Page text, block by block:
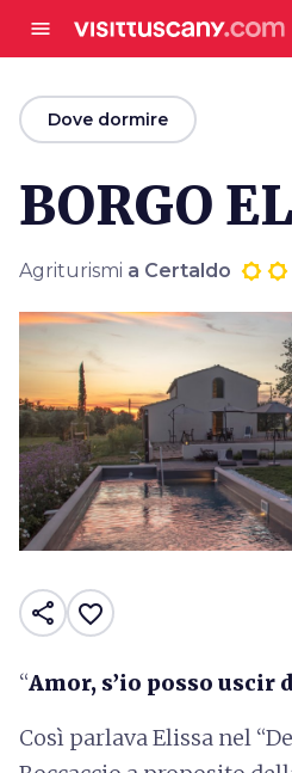
menu
arrow_backDove dormire
BORGO
Agriturismi a Certaldo
share favorite_border
“Amor, s’io posso uscir
Così parlava Elissa nel